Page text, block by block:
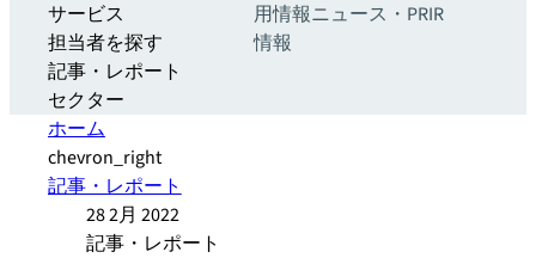
サービス
担当者を探す
記事・レポート
セクター
用情報ニュース・PRIR
情報
ホーム
chevron_right
記事・レポート
28 2月 2022
記事・レポート